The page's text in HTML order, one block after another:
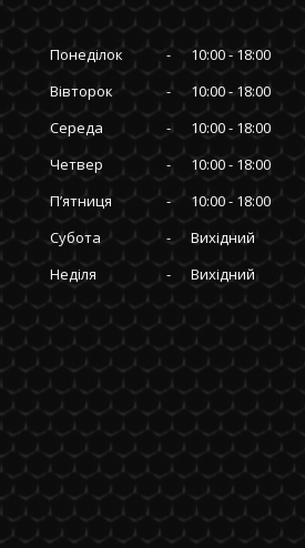
Понеділок 10:00
18:00
Вівторок
10:00
18:00
Середа
10:00
18:00
Четвер
10:00
18:00
Пʼятниця
10:00
18:00
Субота
Вихідний
Неділя
Вихідний